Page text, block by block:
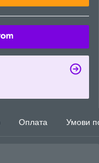
Оплата Умови